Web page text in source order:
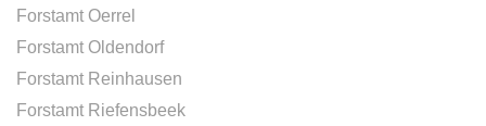
Forstamt Oerrel
Forstamt Oldendorf
Forstamt Reinhausen
Forstamt Riefensbeek